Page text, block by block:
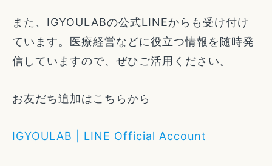
また、IGYOULABの公式LINEからも受け付け
ています。医療経営などに役立つ情報を随時発
信していますので、ぜひご活用ください。
お友だち追加はこちらから
IGYOULAB | LINE Official Account